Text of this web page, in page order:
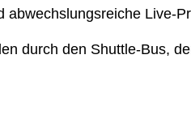
Live-
durch den Shuttle-Bus,